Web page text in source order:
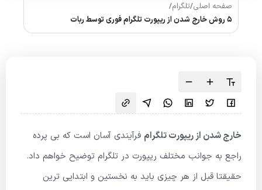
صفحه اصلی/تلگرام/
5 روش خارج شدن از ریپورت تلگرام فوری توسط ربات
خارج شدن از ریپورت تلگرام فرآیندی آسان است که بی پرده
راجع به جوانب مختلف ریپورت در تلگرام توضیح خواهم داد.
حقیقتا قبل از هر چیزی باید به نخستین و ابتدایی ترین